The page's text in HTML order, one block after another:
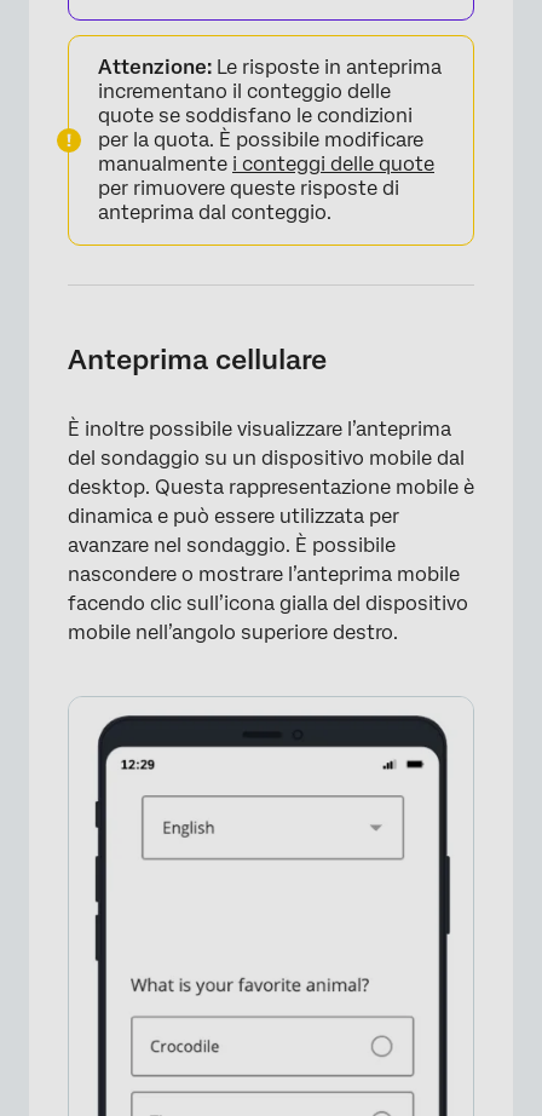
Attenzione: Le risposte in anteprima
incrementano il conteggio delle
quote se soddisfano le condizioni
per la quota. È possibile modificare
manualmente i conteggi delle quote
per rimuovere queste risposte di
anteprima dal conteggio.
Anteprima cellulare
È inoltre possibile visualizzare l’anteprima
del sondaggio su un dispositivo mobile dal
desktop. Questa rappresentazione mobile è
dinamica e può essere utilizzata per
avanzare nel sondaggio. È possibile
nascondere o mostrare l’anteprima mobile
facendo clic sull’icona gialla del dispositivo
mobile nell’angolo superiore destro.